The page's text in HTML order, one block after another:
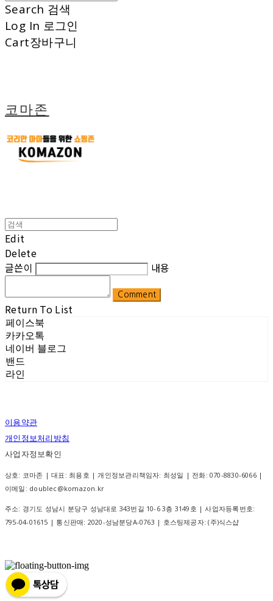
Search 검색
Log In 로그인
Cart장바구니
코마존
Edit
Delete
글쓴이
내용
Comment
Return To List
페이스북
카카오톡
네이버 블로그
밴드
라인
이용약관
개인정보처리방침
사업자정보확인
상호: 코마존 | 대표: 최용호 | 개인정보관리책임자: 최성일 | 전화: 070-8830-6066 |
이메일: doublec@komazon.kr
주소: 경기도 성남시 분당구 성남대로 343번길 10-6 3층 3149호 | 사업자등록번호:
795-04-01615 | 통신판매: 2020-성남분당A-0763 | 호스팅제공자: (주)식스샵